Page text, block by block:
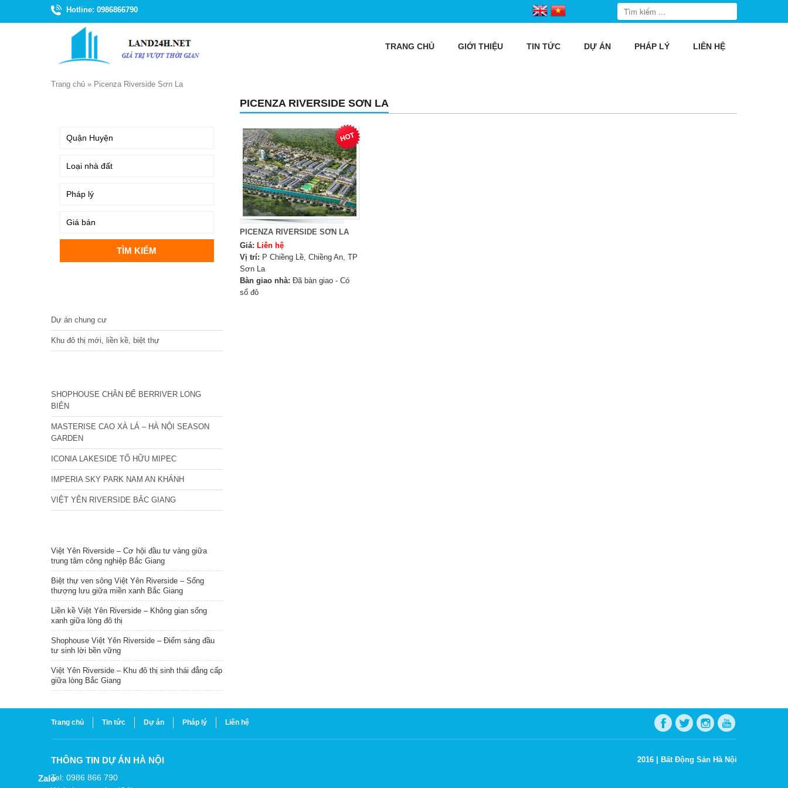
Hotline: 0986866790
TRANG CHỦ GIỚI THIỆU TIN TỨC DỰ ÁN PHÁP LÝ LIÊN HỆ
Trang chủ » Picenza Riverside Sơn La
PICENZA RIVERSIDE SƠN LA
PICENZA RIVERSIDE SƠN LA
Giá: Liên hệ
Vị trí: P Chiềng Lề, Chiềng An, TP
Sơn La
Bàn giao nhà: Đã bàn giao - Có
sổ đỏ
Dự án chung cư
Khu đô thị mới, liền kề, biệt thự
SHOPHOUSE CHÂN ĐẾ BERRIVER LONG
BIÊN
MASTERISE CAO XÀ LÁ – HÀ NỘI SEASON
GARDEN
ICONIA LAKESIDE TỐ HỮU MIPEC
IMPERIA SKY PARK NAM AN KHÁNH
VIỆT YÊN RIVERSIDE BẮC GIANG
Việt Yên Riverside – Cơ hội đầu tư vàng giữa
trung tâm công nghiệp Bắc Giang
Biệt thự ven sông Việt Yên Riverside – Sống
thượng lưu giữa miền xanh Bắc Giang
Liền kề Việt Yên Riverside – Không gian sống
xanh giữa lòng đô thị
Shophouse Việt Yên Riverside – Điểm sáng đầu
tư sinh lời bền vững
Việt Yên Riverside – Khu đô thị sinh thái đẳng cấp
giữa lòng Bắc Giang
Trang chủ Tin tức Dự án Pháp lý Liên hệ
THÔNG TIN DỰ ÁN HÀ NỘI
Tel: 0986 866 790
2016 | Bất Động Sản Hà Nội
Zalo